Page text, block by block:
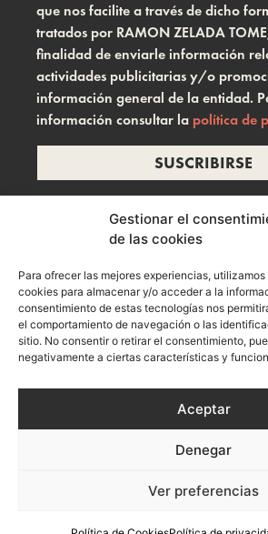
Gestionar el
de las cookies
Para ofrecer las mejores experiencias,
cookies para almacenar y/o acceder a la
consentimiento de estas tecnologías nos
el comportamiento de navegación o las
sitio. No consentir o retirar el consentimiento,
negativamente a ciertas características y
Aceptar
Denegar
Ver preferencias
que nos facilite a través de dicho
tratados por RAMON ZELADA
finalidad de enviarle información
actividades publicitarias y/o
información general de la entidad.
información consultar la política de
SUSCRIBIRSE
info@ramonzelada.com
instagram